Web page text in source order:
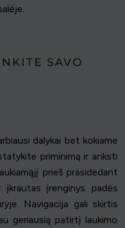
SAVO
dalykai bet kokiame
priminimą ir anksti
prieš prasidedant
įrenginys padės
Navigacija gali skirtis
geriausią patirtį laukimo